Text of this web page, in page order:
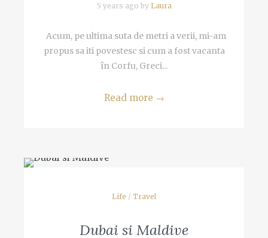
5 years ago by Laura
Acum, pe ultima suta de metri a verii, mi-am
propus sa iti povestesc si cum a fost vacanta
în Corfu, Greci...
Read more →
Life / Travel
Dubai si Maldive